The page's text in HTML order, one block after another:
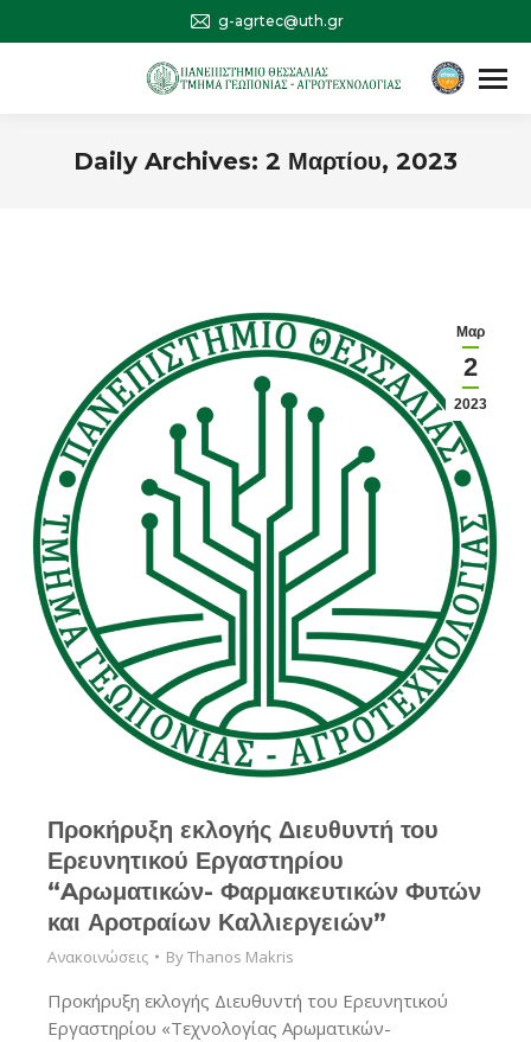
g-agrtec@uth.gr
Daily Archives: 2 Μαρτίου, 2023
Μαρ
2
2023
Προκήρυξη εκλογής Διευθυντή του
Ερευνητικού Εργαστηρίου
“Aρωματικών- Φαρμακευτικών Φυτών
και Αροτραίων Καλλιεργειών”
Ανακοινώσεις ByThanos Makris
Προκήρυξη εκλογής Διευθυντή του Ερευνητικού
Εργαστηρίου «Τεχνολογίας Αρωματικών-